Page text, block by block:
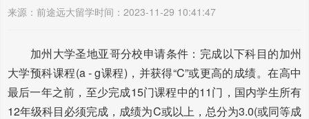
来源： 前途远大留学时间：2023-11-29 10:41:47
加州大学圣地亚哥分校申请条件：完成以下科目的加州
大学预科课程(a - g课程)，并获得“C”或更高的成绩。在高中
最后一年之前，至少完成15门课程中的11门，国内学生所有
12年级科目必须完成，成绩为C或以上，总分为3.0(或同等成